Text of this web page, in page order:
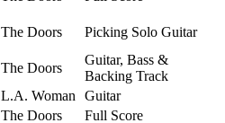
The Doors
Picking Solo Guitar
The Doors
Guitar, Bass &
Backing Track
L.A. Woman
Guitar
The Doors
Full Score